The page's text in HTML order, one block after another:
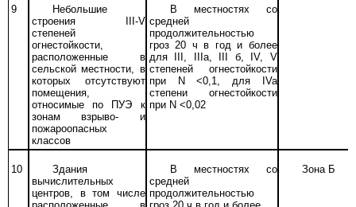
9
Небольшие
строения III-V
степеней
огнестойкости,
расположенные в
сельской местности, в
которых отсутствуют
помещения,
относимые по ПУЭ к
зонам взрыво- и
пожароопасных
классов
В местностях со
средней
продолжительностью
гроз 20 ч в год и более
для III, IIIa,
б, IV, V
степеней огнестойкости
при
N <0,1, для IVa
степени огнестойкости
при N <0,02
10
Здания
вычислительных
центров, в том числе
В местностях со
средней
продолжительностью
Зона Б